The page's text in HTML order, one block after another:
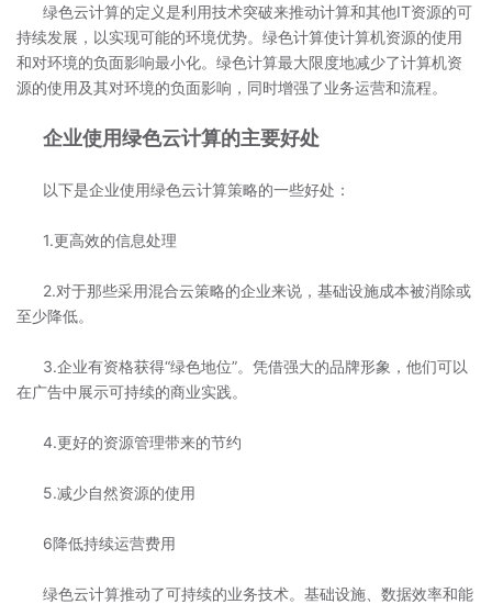
绿色云计算的定义是利用技术突破来推动计算和其他IT资源的可
持续发展，以实现可能的环境优势。绿色计算使计算机资源的使用
和对环境的负面影响最小化。绿色计算最大限度地减少了计算机资
源的使用及其对环境的负面影响，同时增强了业务运营和流程。
企业使用绿色云计算的主要好处
以下是企业使用绿色云计算策略的一些好处：
1.更高效的信息处理
2.对于那些采用混合云策略的企业来说，基础设施成本被消除或
至少降低。
3.企业有资格获得“绿色地位”。凭借强大的品牌形象，他们可以
在广告中展示可持续的商业实践。
4.更好的资源管理带来的节约
5.减少自然资源的使用
6降低持续运营费用
绿色云计算推动了可持续的业务技术。基础设施、数据效率和能